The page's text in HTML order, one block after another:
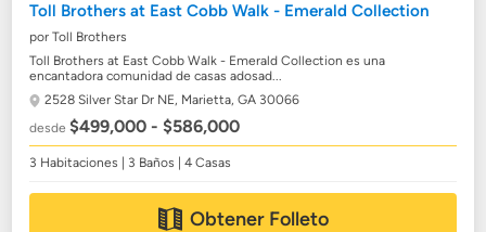
Toll Brothers at East Cobb Walk - Emerald Collection
por Toll Brothers
Toll Brothers at East Cobb Walk - Emerald Collection es una
encantadora comunidad de casas adosad...
2528 Silver Star Dr NE, Marietta, GA 30066
desde$499,000 - $586,000
3 Habitaciones | 3 Baños | 4 Casas
Obtener Folleto